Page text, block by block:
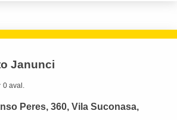
Janunci
0 aval.
Peres, 360, Vila Suconasa,